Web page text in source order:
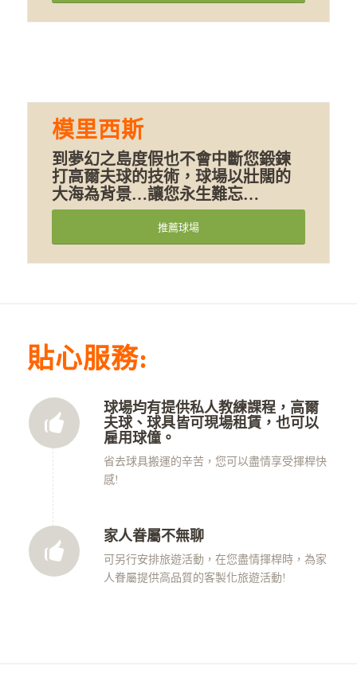
模里西斯
到夢幻之島度假也不會中斷您鍛鍊
打高爾夫球的技術，球場以壯闊的
大海為背景…讓您永生難忘…
推薦球場
貼心服務:
球場均有提供私人教練課程，高爾
夫球、球具皆可現場租賃，也可以
雇用球僮。
省去球具搬運的辛苦，您可以盡情享受揮桿快
感!
家人眷屬不無聊
可另行安排旅遊活動，在您盡情揮桿時，為家
人眷屬提供高品質的客製化旅遊活動!